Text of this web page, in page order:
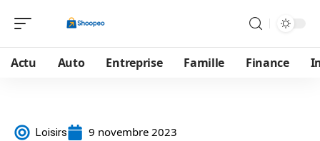
Actu Auto Entreprise Famille Finance
Loisirs 9 novembre 2023